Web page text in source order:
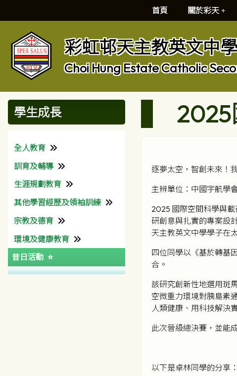
首頁 關於彩天
彩虹邨天主教英文中學
Choi Hung Estate Catholic
學生成長
全人教育
理念
校園生活
班級經營
關愛校園計劃
天主教教區中學聯校運動會
特別計劃
SEE Programme
訓育及輔導
訓育組
輔導組
本校社工
特殊教育需要支援資源
生涯規劃教育
生涯規劃組
獎助學金
有用連結
大學聯合招生辦法
學友社
其他學習經歷及領袖訓練
課外活動
其他學習經歷組
學生會
四社
宗教及德育
宗教組
道德及公民教育組
有用連結(宗教)
環境及健康教育
環境及學生健康組
陽光計劃
昔日活動
2025
逐夢太空，智創未來！
主辨單位：中國宇航學
2025 國際空間科學與
研創意與扎實的專案設
天主教英文中學學子在
四位同學以《基於轉基
合。
該研究創新性地選用斑
空微重力環境對胰島素
人類健康、用科技解決
此次晉級總決賽，並能
以下是卓林同學的分享：